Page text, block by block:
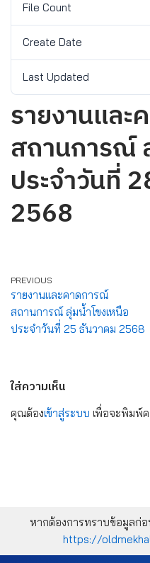
File Count
Create Date
Last Updated
รายงานแล
สถานการณ์
ประจำวันที่
2568
PREVIOUS
รายงานและคาดการณ์
สถานการณ์ ลุ่มน้ำโขงเหนือ
ประจำวันที่ 25 ธันวาคม 2568
ใส่ความเห็น
คุณต้องเข้าสู่ระบบ เพื่อจะพิมพ์ค
หากต้องการทราบข้อมูลก่
https://